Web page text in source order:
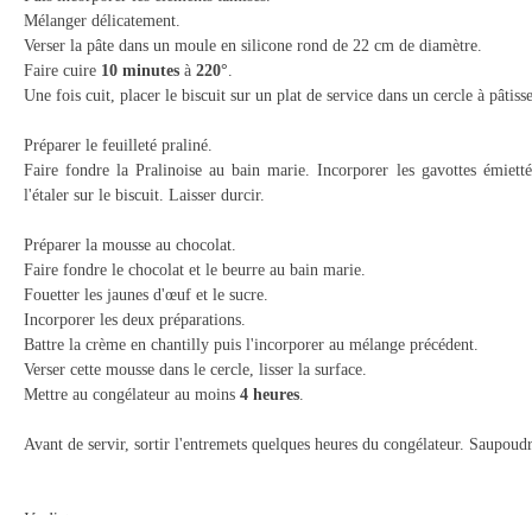
Mélanger délicatement.
Verser la pâte dans un moule en silicone rond de 22 cm de diamètre.
Faire cuire 10 minutes à 220°.
Une fois cuit, placer le biscuit sur un plat de service dans un cercle à
Préparer le feuilleté praliné.
Faire fondre la Pralinoise au bain marie. Incorporer les gavottes
l'étaler sur le biscuit. Laisser durcir.
Préparer la mousse au chocolat.
Faire fondre le chocolat et le beurre au bain marie.
Fouetter les jaunes d'œuf et le sucre.
Incorporer les deux préparations.
Battre la crème en chantilly puis l'incorporer au mélange précédent.
Verser cette mousse dans le cercle, lisser la surface.
Mettre au congélateur au moins 4 heures.
Avant de servir, sortir l'entremets quelques heures du congélateur.